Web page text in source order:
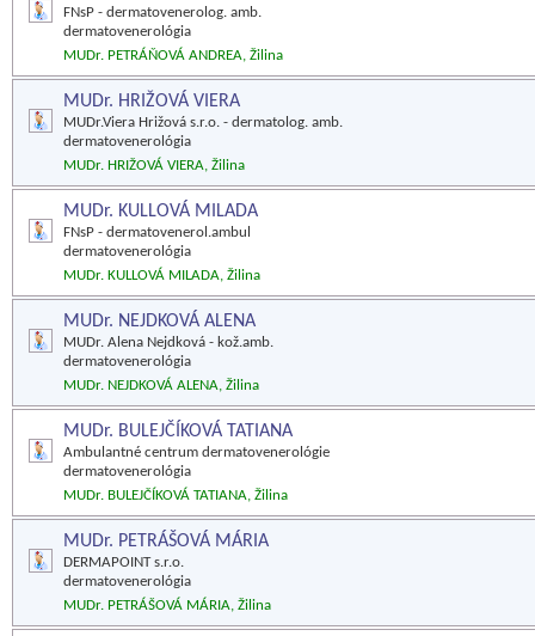
FNsP - dermatovenerolog. amb.
dermatovenerológia
MUDr. PETRÁŇOVÁ ANDREA, Žilina
MUDr. HRIŽOVÁ VIERA
MUDr.Viera Hrižová s.r.o. - dermatolog. amb.
dermatovenerológia
MUDr. HRIŽOVÁ VIERA, Žilina
MUDr. KULLOVÁ MILADA
FNsP - dermatovenerol.ambul
dermatovenerológia
MUDr. KULLOVÁ MILADA, Žilina
MUDr. NEJDKOVÁ ALENA
MUDr. Alena Nejdková - kož.amb.
dermatovenerológia
MUDr. NEJDKOVÁ ALENA, Žilina
MUDr. BULEJČÍKOVÁ TATIANA
Ambulantné centrum dermatovenerológie
dermatovenerológia
MUDr. BULEJČÍKOVÁ TATIANA, Žilina
MUDr. PETRÁŠOVÁ MÁRIA
DERMAPOINT s.r.o.
dermatovenerológia
MUDr. PETRÁŠOVÁ MÁRIA, Žilina